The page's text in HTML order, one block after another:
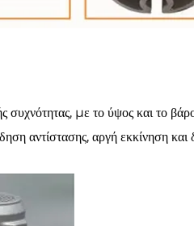
συχνότητας, με το ύψος και το
αντίστασης, αργή εκκίνηση και